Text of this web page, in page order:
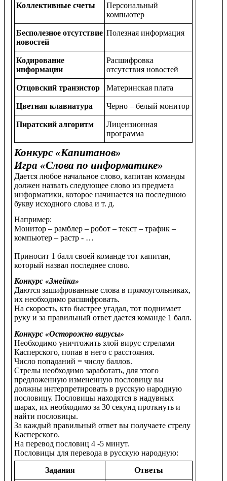
Коллективные счеты
Персональный
компьютер
Бесполезное отсутствие
новостей
Полезная информация
Кодирование
информации
Расшифровка
отсутствия новостей
Отцовский транзистор Материнская плата
Цветная клавиатура Черно – белый монитор
Пиратский алгоритм
Лицензионная
программа
Конкурс «Капитанов»
Игра «Слова по информатике»
Дается любое начальное слово, капитан команды
должен назвать следующее слово из предмета
информатики, которое начинается на последнюю
букву исходного слова и т. д.
Например:
Монитор – рамблер – робот – текст – трафик –
компьютер – растр - …
Приносит 1 балл своей команде тот капитан,
который назвал последнее слово.
Конкурс «Змейка»
Даются зашифрованные слова в прямоугольниках,
их необходимо расшифровать.
На скорость, кто быстрее угадал, тот поднимает
руку и за правильный ответ дается команде 1 балл.
Конкурс «Осторожно вирусы»
Необходимо уничтожить злой вирус стрелами
Касперского, попав в него с расстояния.
Число попаданий = числу баллов.
Стрелы необходимо заработать, для этого
предложенную измененную пословицу вы
должны интерпретировать в русскую народную
пословицу. Пословицы находятся в надувных
шарах, их необходимо за 30 секунд проткнуть и
найти пословицы.
За каждый правильный ответ вы получаете стрелу
Касперского.
На перевод пословиц 4 -5 минут.
Пословицы для перевода в русскую народную:
Задания Ответы